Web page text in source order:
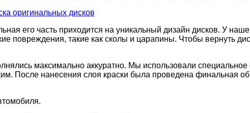
оригинальных дисков
его часть приходится на уникальный дизайн дисков. У
повреждения, такие как сколы и царапины. Чтобы вернуть
максимально аккуратно. Мы использовали специальное
После нанесения слоя краски была проведена финальная